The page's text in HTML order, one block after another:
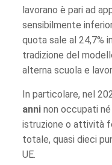
lavorano è pari ad
sensibilmente
quota sale al 24,7%
tradizione del
alterna scuola e
In particolare, nel
anninon occupati né
istruzione o attività
totale, quasi dieci
UE.